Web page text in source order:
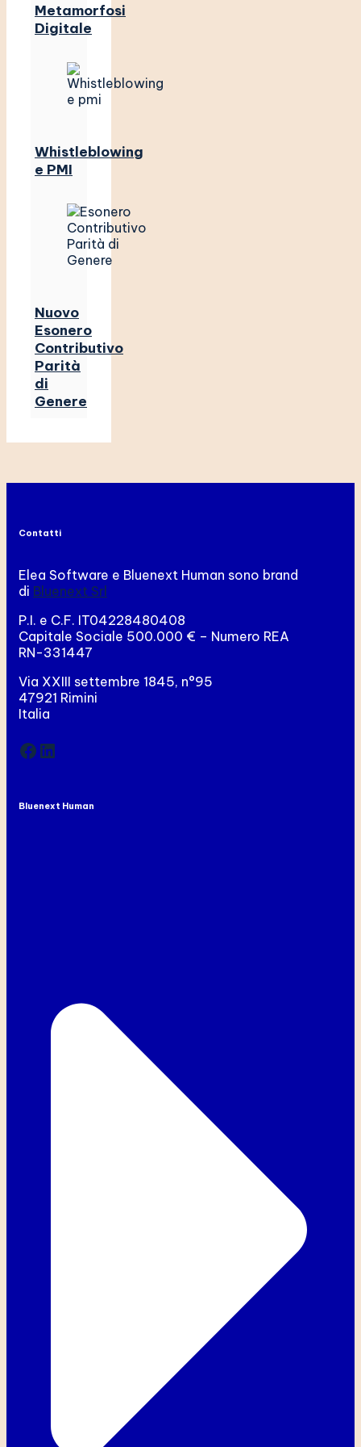
Metamorfosi
Digitale
Whistleblowing
e PMI
Nuovo
Esonero
Contributivo
Parità
di
Genere
Contatti
Elea Software e Bluenext Human sono brand
di Bluenext Srl
P.I. e C.F. IT04228480408
Capitale Sociale 500.000 € – Numero REA
RN-331447
Via XXIII settembre 1845, n°95
47921 Rimini
Italia
Facebook
LinkedIn
Bluenext Human